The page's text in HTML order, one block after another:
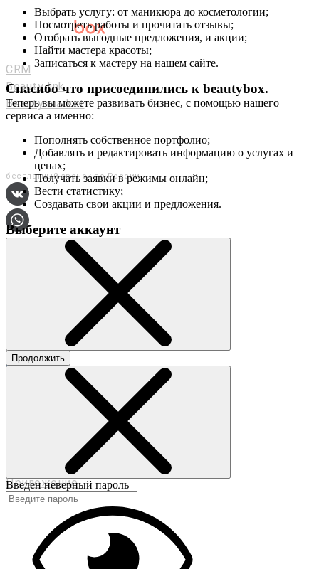
Мастерам и салонам
CRM
Beauty link
Beauty market
Приложение
Мы в соц. сетях
+7 (800) 551-80-29
бесплатный звонок по России
О сервисе
©2017-2020 beautybox.ru
Договор-оферта
Пользовательское соглашение
Политика конфиденциальности
Приложение
Выбрать услугу: от маникюра до косметологии;
Посмотреть работы и прочитать отзывы;
Отобрать выгодные предложения, и акции;
Найти мастера красоты;
Записаться к мастеру на нашем сайте.
Спасибо что присоединились к beautybox.
Теперь вы можете развивать бизнес, с помощью нашего
сервиса а именно:
Пополнять собственное портфолио;
Добавлять и редактировать информацию о услугах и
ценах;
Получать заявки в режимы онлайн;
Вести статистику;
Создавать свои акции и предложения.
Выберите аккаунт
Продолжить
Введен неверный пароль